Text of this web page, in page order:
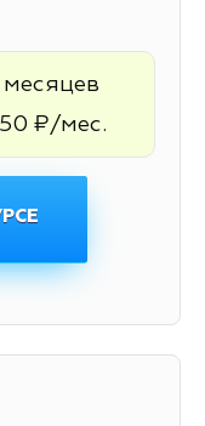
месяцев
₽/мес.